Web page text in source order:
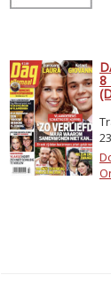
8